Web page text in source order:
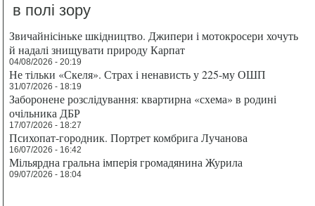
в полі зору
Звичайнісіньке шкідництво. Джипери і мотокросери хочуть
й надалі знищувати природу Карпат
04/08/2026 - 20:19
Не тільки «Скеля». Страх і ненависть у 225-му ОШП
31/07/2026 - 18:19
Заборонене розслідування: квартирна «схема» в родині
очільника ДБР
17/07/2026 - 18:27
Психопат-городник. Портрет комбрига Лучанова
16/07/2026 - 16:42
Мільярдна гральна імперія громадянина Журила
09/07/2026 - 18:04